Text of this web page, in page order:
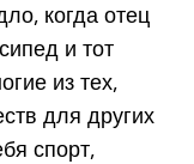
когда отец
и тот
из тех,
для других
спорт,